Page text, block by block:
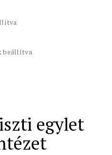
beállítva
egylet